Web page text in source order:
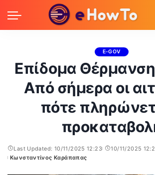
E-GOV
Επίδομα
Από σήμερα οι
πότε
Last Updated: 10/11/2025 12:23
10/11/2025
Posted
Κωνσταντίνος Καράπαπας